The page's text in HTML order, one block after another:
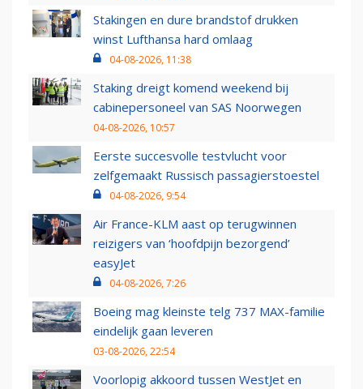
Stakingen en dure brandstof drukken
winst Lufthansa hard omlaag
04-08-2026, 11:38
Staking dreigt komend weekend bij
cabinepersoneel van SAS Noorwegen
04-08-2026, 10:57
Eerste succesvolle testvlucht voor
zelfgemaakt Russisch passagierstoestel
04-08-2026, 9:54
Air France-KLM aast op terugwinnen
reizigers van ‘hoofdpijn bezorgend’
easyJet
04-08-2026, 7:26
Boeing mag kleinste telg 737 MAX-familie
eindelijk gaan leveren
03-08-2026, 22:54
Voorlopig akkoord tussen WestJet en